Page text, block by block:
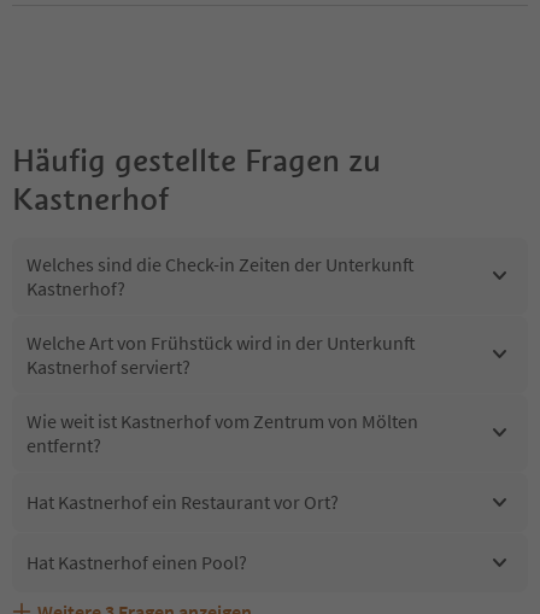
Häufig gestellte Fragen zu
Kastnerhof
Welches sind die Check-in Zeiten der Unterkunft
Kastnerhof?
Welche Art von Frühstück wird in der Unterkunft
Kastnerhof serviert?
Wie weit ist Kastnerhof vom Zentrum von Mölten
entfernt?
Hat Kastnerhof ein Restaurant vor Ort?
Hat Kastnerhof einen Pool?